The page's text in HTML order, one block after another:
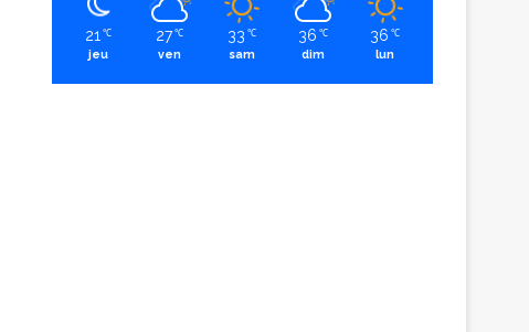
21 ℃
jeu
27 ℃
ven
33 ℃
sam
36 ℃
dim
36 ℃
lun